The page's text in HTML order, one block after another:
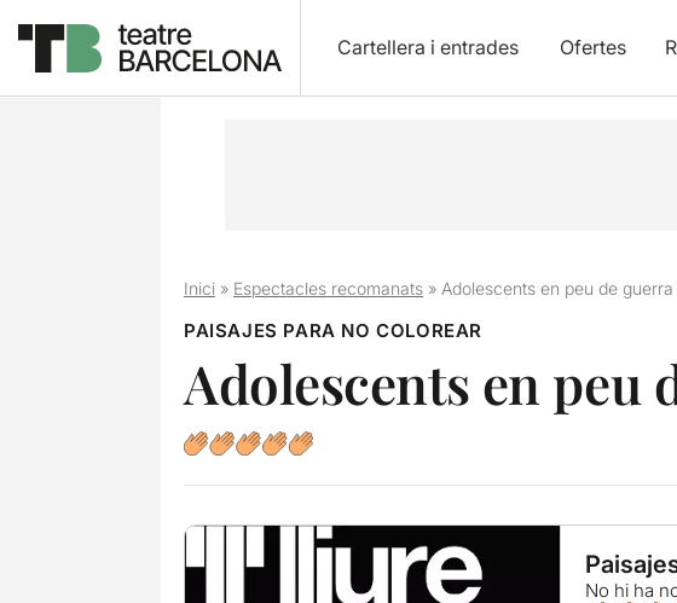
Cartellera i entrades Ofertes
Inici» Espectacles recomanats» Adolescents en peu de guerra
PAISAJES PARA NO COLOREAR
Adolescents en peu
No hi ha